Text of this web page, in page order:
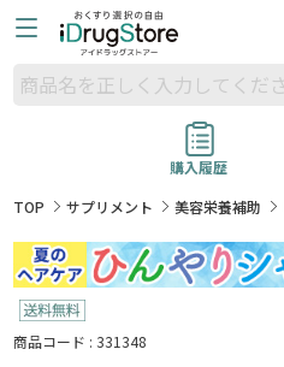
購入履歴
TOP
サプリメント 美容栄養補助
商品コード : 331348